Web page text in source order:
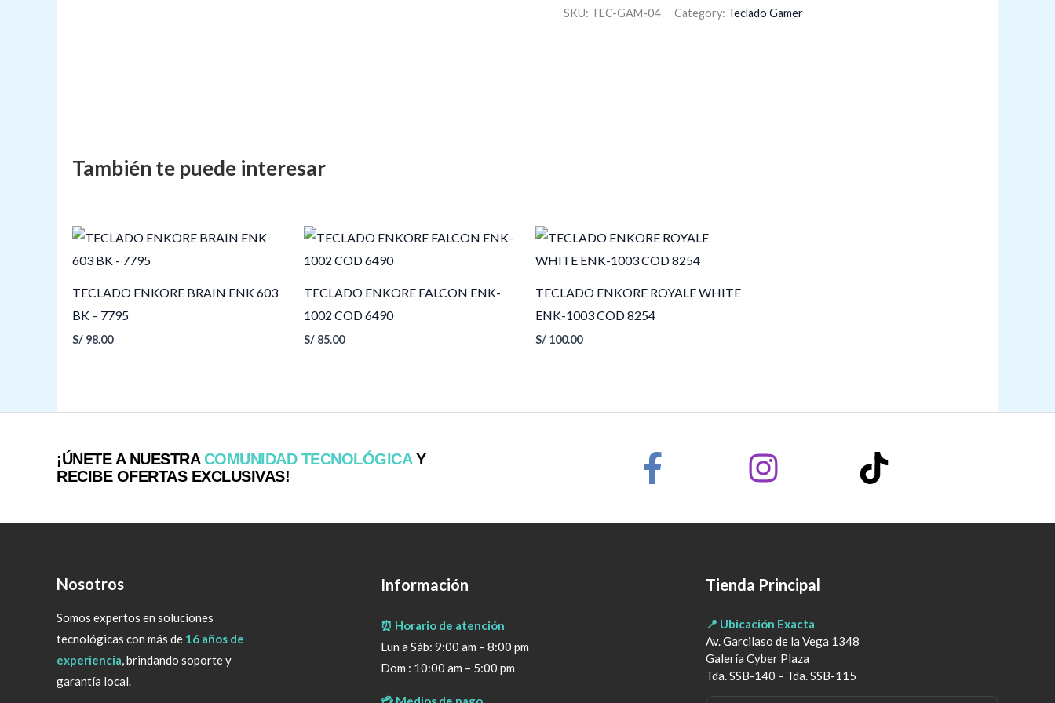
SKU: TEC-GAM-04 Category: Teclado Gamer
TECLADO ENKORE BRAIN ENK 603
BK – 7795
S/ 98.00
TECLADO ENKORE FALCON ENK-
1002 COD 6490
S/ 85.00
TECLADO ENKORE ROYALE WHITE
ENK-1003 COD 8254
S/ 100.00
¡ÚNETE A NUESTRACOMUNIDAD TECNOLÓGICAY
RECIBE OFERTAS EXCLUSIVAS!
Nosotros
Somos expertos en soluciones
tecnológicas con más de 16 años de
experiencia, brindando soporte y
garantía local.
Información
⏰ Horario de atención
Lun a Sáb: 9:00 am – 8:00 pm
Dom : 10:00 am – 5:00 pm
Tienda Principal
📍 Ubicación Exacta
Av. Garcilaso de la Vega 1348
Galería Cyber Plaza
Tda. SSB-140 – Tda. SSB-115